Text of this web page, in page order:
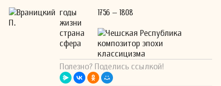
годы
жизни
1756 – 1808
страна
Чешская Республика
сфера
композитор эпохи
классицизма
Полезно? Поделись ссылкой!